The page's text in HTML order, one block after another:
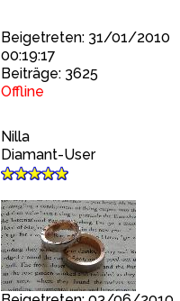
Beigetreten: 31/01/2010
00:19:17
Beiträge: 3625
Offline
Nilla
Diamant-User